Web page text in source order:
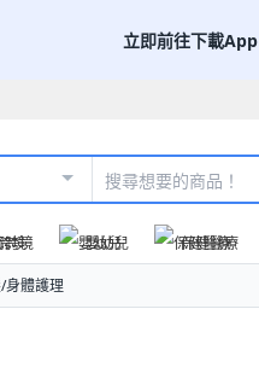
立即前往下載App
跨境 嬰幼兒 保健醫療
身體護理